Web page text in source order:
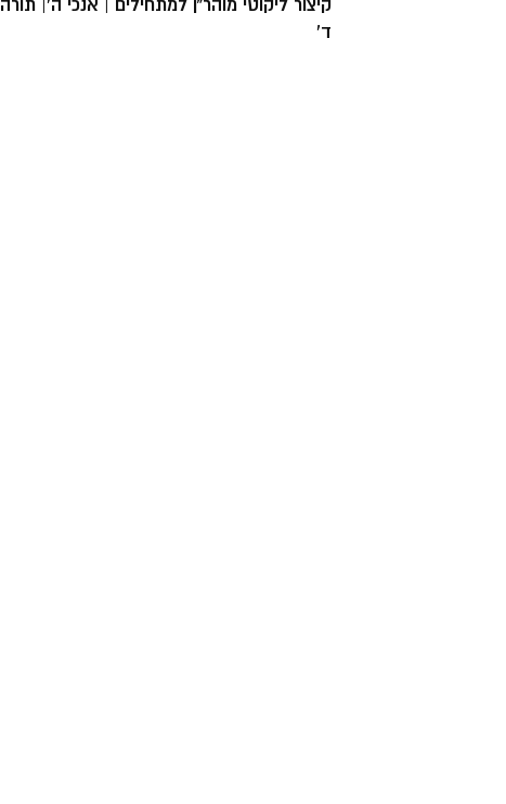
קיצור ליקוטי מוהר”ן למתחילים | אנכי ה’| תורה
ד’